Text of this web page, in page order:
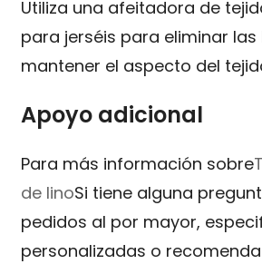
Utiliza una afeitadora de
para jerséis para eliminar
mantener el aspecto del
Apoyo adicional
Para más información sobre
de linoSi tiene alguna
pedidos al por mayor,
personalizadas o